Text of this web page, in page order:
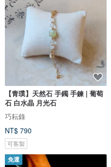
【青璞】天然石 手鐲 手鍊 | 葡萄
石 白水晶 月光石
巧耘錄
NT$ 790
可客製
免運